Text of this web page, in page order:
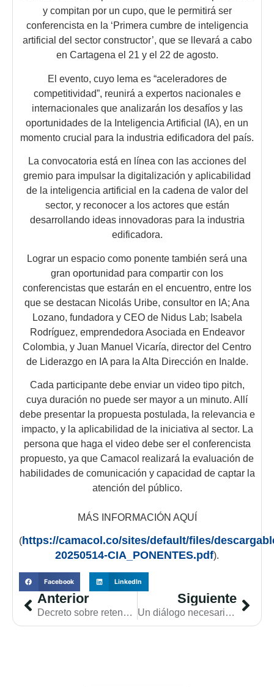
y compitan por un cupo, que le permitirá ser
conferencista en la ‘Primera cumbre de inteligencia
artificial del sector constructor’, que se llevará a cabo
en Cartagena el 21 y el 22 de agosto.
El evento, cuyo lema es “aceleradores de
competitividad”, reunirá a expertos nacionales e
internacionales que analizarán los desafíos y las
oportunidades de la Inteligencia Artificial (IA), en un
momento crucial para la industria edificadora del país.
La convocatoria está en línea con las acciones del
gremio para impulsar la digitalización y aplicabilidad
de la inteligencia artificial en la cadena de valor del
sector, y reconocer a los actores que están
desarrollando ideas innovadoras para la industria
edificadora.
Lograr un espacio como ponente también será una
gran oportunidad para compartir con los
conferencistas que estarán en el encuentro, entre los
que se destacan Nicolás Uribe, consultor en IA; Ana
Lozano, fundadora y CEO de Nidus Lab; Isabela
Rodríguez, emprendedora Asociada en Endeavor
Colombia, y Juan Manuel Vicaría, director del Centro
de Liderazgo en IA para la Alta Dirección en Inalde.
Cada participante debe enviar un video tipo pitch,
cuya duración no puede ser mayor a un minuto. Allí
debe presentar la propuesta postulada, la relevancia e
impacto, y la aplicabilidad de la iniciativa al sector. La
persona que haga el video debe ser el conferencista
propuesto, ya que Camacol realizará la evaluación de
habilidades de comunicación y capacidad de captar la
atención del público.
MÁS INFORMACIÓN AQUÍ
(https://camacol.co/sites/default/files/
20250514-CIA_PONENTES.pdf).
Facebook LinkedIn
Anterior
Decreto sobre retención en la fuente pone en riesgo la estabilidad del sector constructor
Siguiente
Un diálogo necesario para el país que construimos